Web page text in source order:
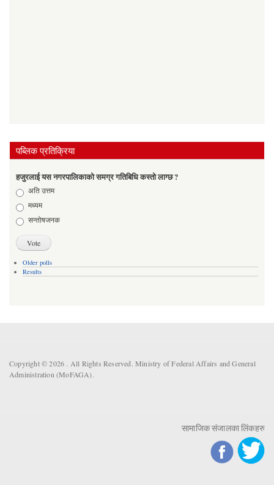
पब्लिक प्रतिक्रिया
हजुरलाई यस नगरपालिकाको समग्र गतिबिधि कस्तो लाग्छ ?
Choicesअति उत्तम
मध्यम
सन्तोषजनक
Older polls
Results
Copyright © 2026 . All Rights Reserved. Ministry of Federal Affairs and General
Administration (MoFAGA).
सामाजिक संजालका लिंकहरु